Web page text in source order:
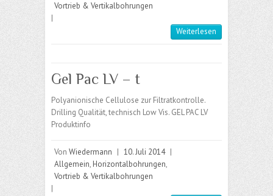
Vortrieb & Vertikalbohrungen
|
Weiterlesen
Gel Pac LV – t
Polyanionische Cellulose zur Filtratkontrolle.
Drilling Qualität, technisch Low Vis. GEL PAC LV
Produktinfo
Von Wiedermann | 10. Juli 2014 |
Allgemein, Horizontalbohrungen,
Vortrieb & Vertikalbohrungen
|